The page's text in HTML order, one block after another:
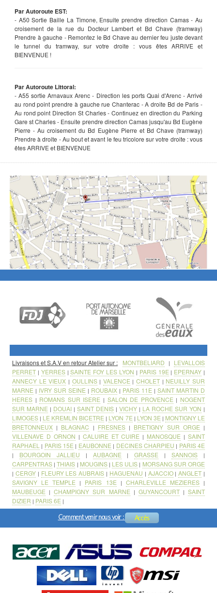
Par Autoroute EST:
- A50 Sortie Baille La Timone, Ensuite prendre direction Camas - Au
croisement de la rue du Docteur Lambert et Bd Chave (tramway)
Prendre à gauche - Remontez le Bd Chave au dernier feu juste devant
le tunnel du tramway, sur votre droite : vous êtes ARRIVE et
BIENVENUE !
Par Autoroute Littoral:
- A55 sortie Arnavaux Arenc - Direction les ports Quai d'Arenc - Arrivé
au rond point prendre à gauche rue Chanterac - A droite Bd de Paris -
Au rond point Direction St Charles - Continuez en direction du Parking
Gare st Charles - Ensuite prendre direction Camas jusqu'au Bd Eugène
Pierre - Au croisement du Bd Eugène Pierre et Bd Chave (tramway)
Prendre à droite - Au bout et avant le feu tricolore sur votre droite : vous
êtes ARRIVE et BIENVENUE
Livraisons et S.A.V en retour Atelier sur : MONTBELIARD | LEVALLOIS
PERRET | YERRES|SAINTE FOY LES LYON | PARIS 19E| EPERNAY |
ANNECY LE VIEUX | OULLINS| VALENCE|CHOLET | NEUILLY SUR
MARNE | IVRY SUR SEINE | ROUBAIX | PARIS 11E | SAINT MARTIN D
HERES | ROMANS SUR ISERE | SALON DE PROVENCE| NOGENT
SUR MARNE | DOUAI | SAINT DENIS | VICHY | LA ROCHE SUR YON |
LIMOGES | LE KREMLIN BICETRE | LYON 7E| LYON 3E| MONTIGNY LE
BRETONNEUX | BLAGNAC | FRESNES| BRETIGNY SUR ORGE|
VILLENAVE D ORNON | CALUIRE ET CUIRE | MANOSQUE |SAINT
RAPHAEL
| PARIS 15E | EAUBONNE| DECINES CHARPIEU | PARIS 4E
| BOURGOIN JALLIEU | AUBAGNE|GRASSE |SANNOIS |
CARPENTRAS |THIAIS | MOUGINS| LES ULIS | MORSANG SUR ORGE
| CERGY| FLEURY LES AUBRAIS | HAGUENAU | AJACCIO|ANGLET |
SAVIGNY LE TEMPLE | PARIS 13E| CHARLEVILLE MEZIERES|
MAUBEUGE |CHAMPIGNY SUR MARNE| GUYANCOURT| SAINT
DIZIER | PARIS 6E |
Comment venir nous voir : Accès